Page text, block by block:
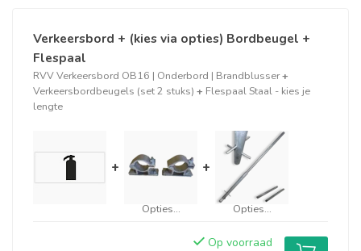
Verkeersbord + (kies via opties) Bordbeugel +
Flespaal
RVV Verkeersbord OB16 | Onderbord | Brandblusser+
Verkeersbordbeugels (set 2 stuks) + Flespaal Staal - kies je
lengte
+
Opties...
+
Opties...
Op voorraad